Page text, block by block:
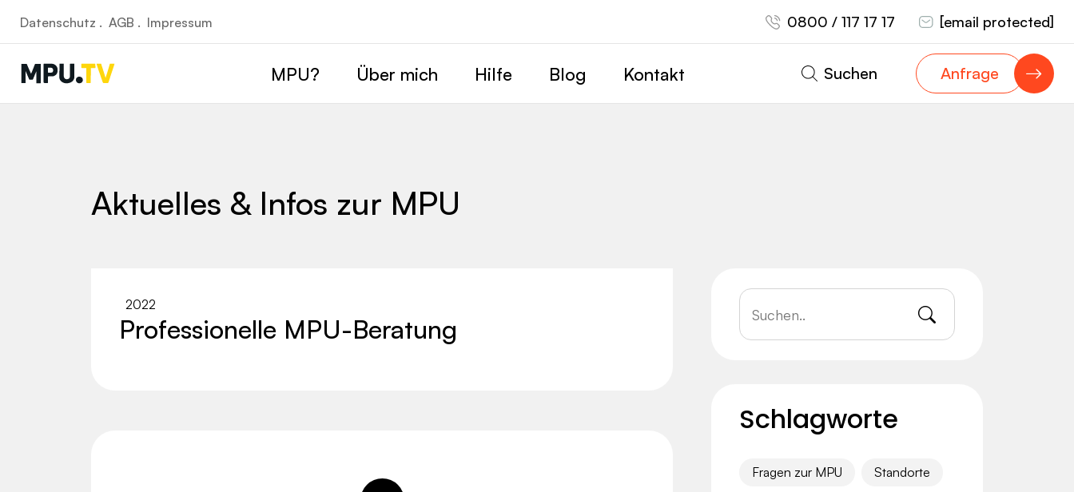
Aktuelles & Infos zur MPU
2022
Professionelle MPU-Beratung
Schlagworte
Fragen zur MPU Standorte
Datenschutz . AGB . Impressum 0800 / 117 17 17 [email protected]
Suchen Anfrage
MPU? Über mich Hilfe Blog Kontakt